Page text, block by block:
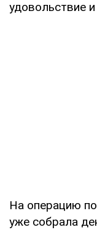
удовольствие
На операцию
уже собрала